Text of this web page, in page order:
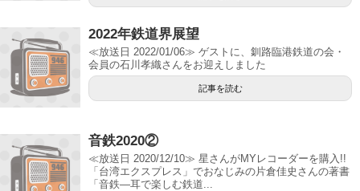
2022年鉄道界展望
≪放送日 2022/01/06≫ ゲストに、釧路臨港鉄道の会・
会員の石川孝織さんをお迎えしました
記事を読む
音鉄2020②
≪放送日 2020/12/10≫ 星さんがMYレコーダーを購入!!
「台湾エクスプレス」でおなじみの片倉佳史さんの著書
「音鉄―耳で楽しむ鉄道...